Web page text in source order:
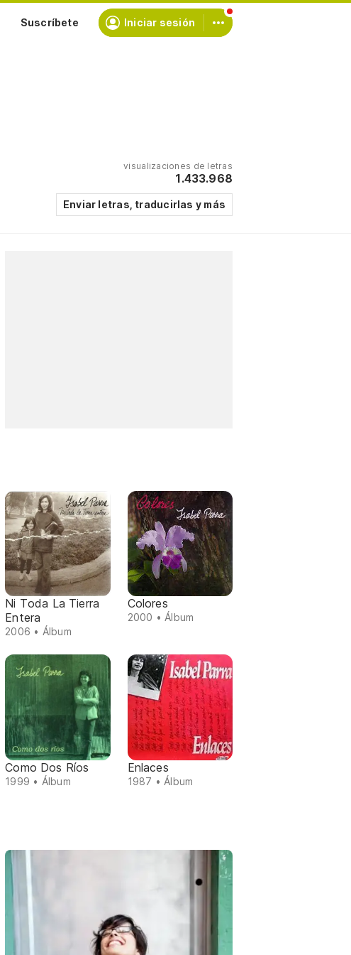
Suscríbete Iniciar sesión
visualizaciones de letras
1.433.968
Enviar letras, traducirlas y más
Ni Toda La Tierra
Entera
2006 • Álbum
Colores
2000 • Álbum
Como Dos Ríos
1999 • Álbum
Enlaces
1987 • Álbum